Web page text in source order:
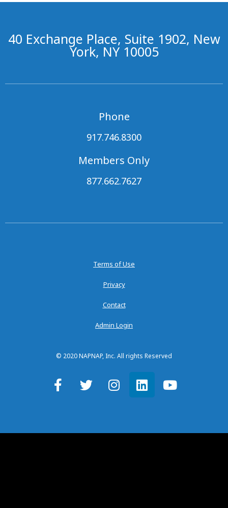
40 Exchange Place, Suite 1902, New
York, NY 10005
Phone
917.746.8300
Members Only
877.662.7627
Terms of Use
Privacy
Contact
Admin Login
© 2020 NAPNAP, Inc. All rights Reserved